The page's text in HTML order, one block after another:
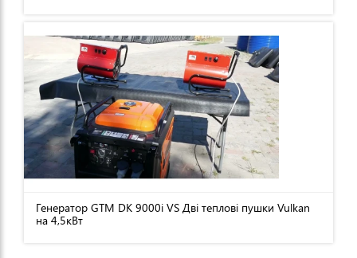
Генератор GTM DK 9000i VS Дві теплові пушки Vulkan
на 4,5кВт